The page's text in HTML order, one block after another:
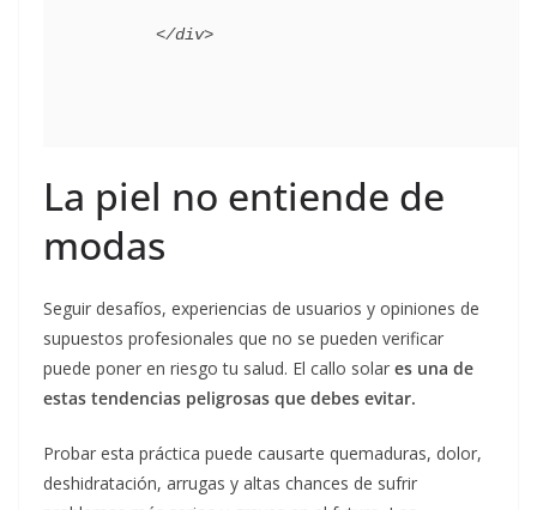
La piel no entiende de
modas
Seguir desafíos, experiencias de usuarios y opiniones de
supuestos profesionales que no se pueden verificar
puede poner en riesgo tu salud. El callo solar es una de
estas tendencias peligrosas que debes evitar.
Probar esta práctica puede causarte quemaduras, dolor,
deshidratación, arrugas y altas chances de sufrir